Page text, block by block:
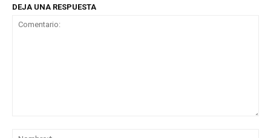
DEJA UNA RESPUESTA